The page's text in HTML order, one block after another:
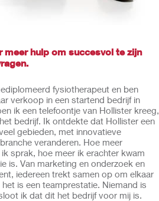
hulp om succesvol te zijn
fysiotherapeut en ben
verkoop in een startend bedrijf in
ik een telefoontje van Hollister kreeg,
bedrijf. Ik ontdekte dat Hollister een
gebieden, met innovatieve
veranderen. Hoe meer
sprak, hoe meer ik erachter kwam
is. Van marketing en onderzoek en
iedereen trekt samen op om elkaar
is een teamprestatie. Niemand is
ik dat dit het bedrijf voor mij is.